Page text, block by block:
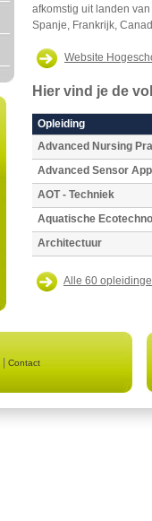
afkomstig uit landen
Spanje, Frankrijk,
Website
Hier vind je de
Opleiding
Advanced Nursing
Advanced Sensor
AOT - Techniek
Aquatische
Architectuur
Alle 60
Contact